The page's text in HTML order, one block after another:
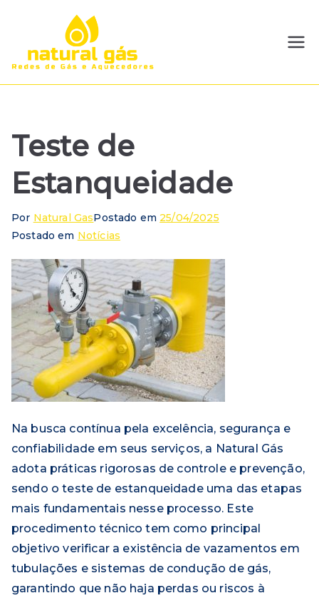
conteúdo
Teste de
Estanqueidade
Por Natural GasPostado em 25/04/2025
Postado em Notícias
Na busca contínua pela excelência, segurança e
confiabilidade em seus serviços, a Natural Gás
adota práticas rigorosas de controle e prevenção,
sendo o teste de estanqueidade uma das etapas
mais fundamentais nesse processo. Este
procedimento técnico tem como principal
objetivo verificar a existência de vazamentos em
tubulações e sistemas de condução de gás,
garantindo que não haja perdas ou riscos à